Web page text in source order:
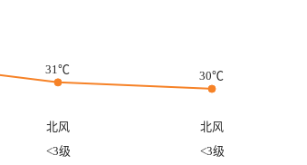
31℃
30℃
北风
北风
<3级 <3级